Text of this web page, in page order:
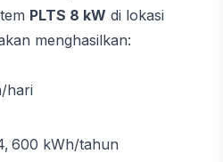
PLTS 8 kW di lokasi
menghasilkan:
hari
, 600 kWh/tahun